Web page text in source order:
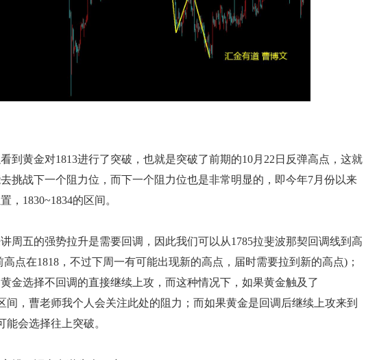
黄金对1813进行了突破，也就是突破了前期的10月22日反弹高点，这就
挑战下一个阻力位，而下一个阻力位也是非常明显的，即今年7月份以来
，1830~1834的区间。
五的强势拉升是需要回调，因此我们可以从1785拉斐波那契回调线到高
点在1818，不过下周一有可能出现新的高点，届时需要拉到新的高点)；
金选择不回调的直接继续上攻，而这种情况下，如果黄金触及了
间，曹老师我个人会关注此处的阻力；而如果黄金是回调后继续上攻来到
能会选择往上突破。